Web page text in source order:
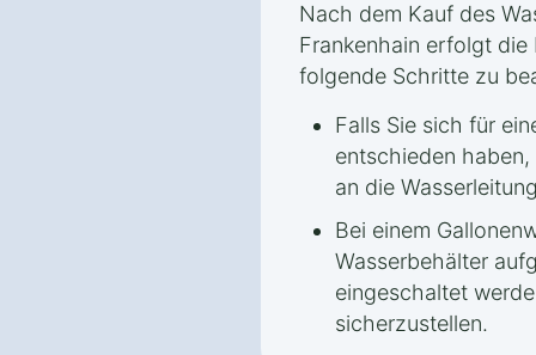
Nach dem Kauf des
Frankenhain erfolgt
folgende Schritte zu
Falls Sie sich für
entschieden
an die
Bei einem
Wasserbehälter
eingeschaltet
sicherzustellen.